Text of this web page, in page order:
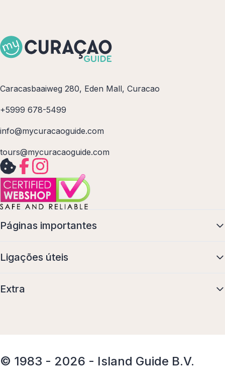
Caracasbaaiweg 280, Eden Mall, Curacao
+5999 678-5499
info@mycuracaoguide.com
tours@mycuracaoguide.com
Páginas importantes
Ligações úteis
Extra
© 1983 - 2026 - Island Guide B.V.